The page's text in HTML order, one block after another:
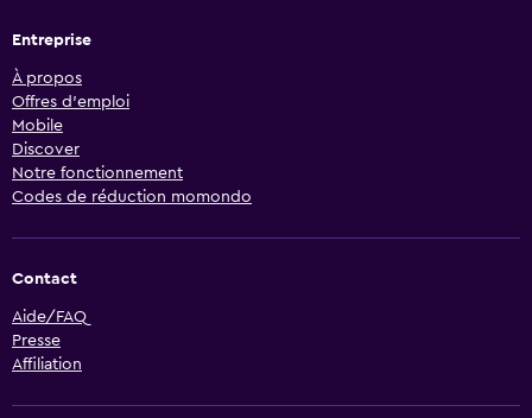
Entreprise
À propos
Offres d’emploi
Mobile
Discover
Notre fonctionnement
Codes de réduction momondo
Contact
Aide/FAQ
Presse
Affiliation